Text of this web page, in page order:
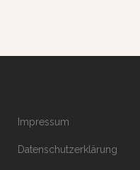
Impressum
Datenschutzerklärung